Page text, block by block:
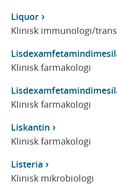
Liquor
Klinisk immunologi/
Klinisk farmakologi
Klinisk farmakologi
Liskantin
Klinisk farmakologi
Listeria
Klinisk mikrobiologi